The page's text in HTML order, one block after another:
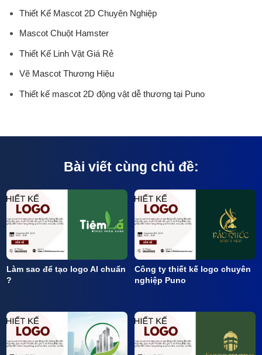
Thiết Kế Mascot 2D Chuyên Nghiệp
Mascot Chuột Hamster
Thiết Kế Linh Vật Giá Rẻ
Vẽ Mascot Thương Hiệu
Thiết kế mascot 2D động vật dễ thương tại Puno
Bài viết cùng chủ đề:
Làm sao để tạo logo AI chuẩn
?
Công ty thiết kế logo chuyên
nghiệp Puno